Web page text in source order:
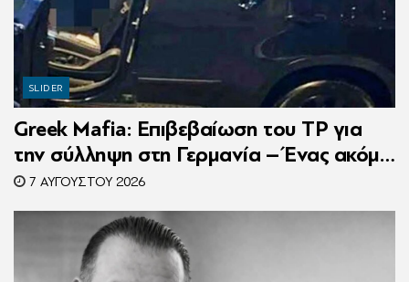
SLIDER
Greek Mafia: Επιβεβαίωση τoυ ΤP για
την σύλληψη στη Γερμανία – Ένας ακόμη
κατηγορούμενος για τον θάνατο του
Ζαμπούνη
7 ΑΥΓΟΎΣΤΟΥ 2026